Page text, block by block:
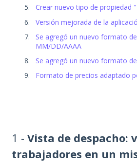
Crear nuevo tipo de propiedad
Versión mejorada de la
Se agregó un nuevo formato
MM/DD/AAAA
Se agregó un nuevo formato
Formato de precios adaptado
1 - Vista de despacho:
trabajadores en un